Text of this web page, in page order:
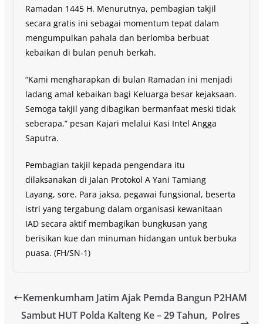
Ramadan 1445 H. Menurutnya, pembagian takjil
secara gratis ini sebagai momentum tepat dalam
mengumpulkan pahala dan berlomba berbuat
kebaikan di bulan penuh berkah.
“Kami mengharapkan di bulan Ramadan ini menjadi
ladang amal kebaikan bagi Keluarga besar kejaksaan.
Semoga takjil yang dibagikan bermanfaat meski tidak
seberapa,” pesan Kajari melalui Kasi Intel Angga
Saputra.
Pembagian takjil kepada pengendara itu
dilaksanakan di Jalan Protokol A Yani Tamiang
Layang, sore. Para jaksa, pegawai fungsional, beserta
istri yang tergabung dalam organisasi kewanitaan
IAD secara aktif membagikan bungkusan yang
berisikan kue dan minuman hidangan untuk berbuka
puasa. (FH/SN-1)
Kemenkumham Jatim Ajak Pemda Bangun P2HAM
Sambut HUT Polda Kalteng Ke – 29 Tahun, Polres